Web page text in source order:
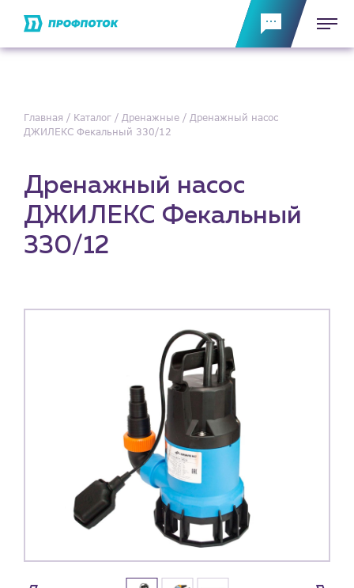
Главная Каталог Дренажные
Дренажный насос
ДЖИЛЕКС Фекальный 330/12
Дренажный насос
ДЖИЛЕКС Фекальный
330/12